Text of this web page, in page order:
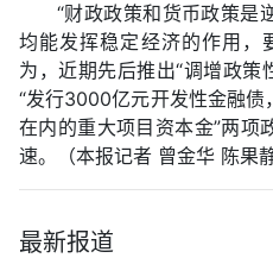
“财政政策和货币政策是
均能发挥稳定经济的作用，
为，近期先后推出“调增政
“发行3000亿元开发性金融
在内的重大项目资本金”两项
速。（本报记者 曾金华 陈果静
最新报道